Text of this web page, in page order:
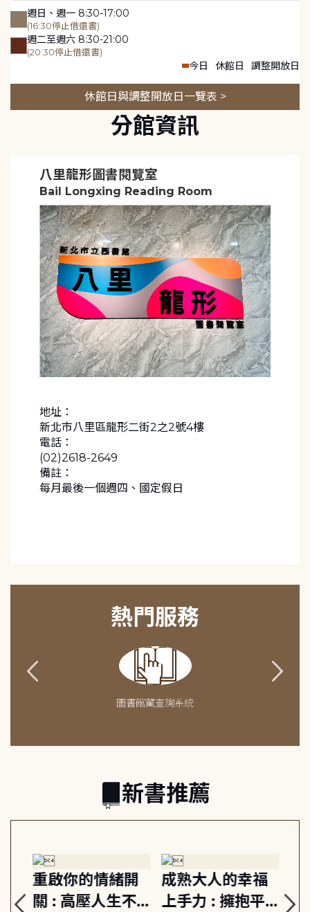
週日、週一 8:30-17:00
(16:30停止借還書)
週二至週六 8:30-21:00
(20:30停止借還書)
今日 休館日 調整開放日
休館日與調整開放日一覽表 >
分館資訊
八里龍形圖書閱覽室
Bail Longxing Reading Room
地址：
新北市八里區龍形二街2之2號4樓
電話：
(02)2618-2649
備註：
每月最後一個週四、國定假日
熱門服務
圖書館藏查詢系統
新書推薦
重啟你的情緒開
關 : 高壓人生不
成熟大人的幸福
上手力 : 擁抱平
球